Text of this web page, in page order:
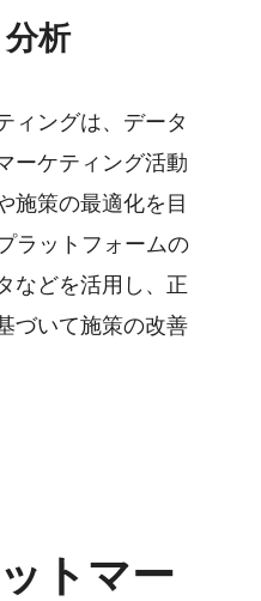
析
ィングは、データ
ーケティング活動
施策の最適化を目
ラットフォームの
などを活用し、正
づいて施策の改善
トマー